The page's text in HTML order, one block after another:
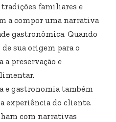
familiares e
a compor uma narrativa
gastronômica. Quando
sua origem para o
preservação e
e gastronomia também
experiência do cliente.
com narrativas